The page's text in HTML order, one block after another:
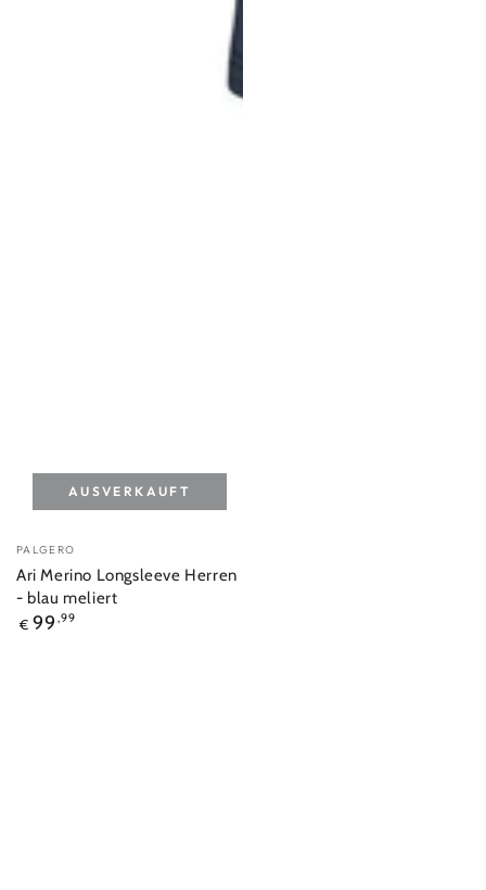
Verkäufer/in:
PALGERO
Ari Merino Longsleeve Herren
- blau meliert
Regulärer
€ 99 ,99
AUSVERKAUFT